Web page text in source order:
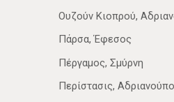
Ουζούν Κιοπρού,
Πάρσα, Έφεσος
Πέργαμος, Σμύρνη
Περίστασις,